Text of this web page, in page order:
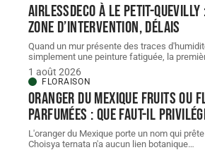
AIRLESSDECO à Le Petit-
zone d’intervention, délais
Quand un mur présente des traces
simplement une peinture fatiguée, la
1 août 2026
FLORAISON
Oranger du Mexique fruits ou
parfumées : que faut-il
L'oranger du Mexique porte un nom qui
Choisya ternata n'a aucun lien botanique…